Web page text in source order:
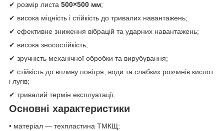
✔ розмір листа 500×500 мм;
✔ висока міцність і стійкість до тривалих навантажень;
✔ ефективне зниження вібрацій та ударних навантажень;
✔ висока зносостійкість;
✔ зручність механічної обробки та вирубування;
✔ стійкість до впливу повітря, води та слабких розчинів кислот
і лугів;
✔ тривалий термін експлуатації.
Основні характеристики
• матеріал — техпластина ТМКЩ;